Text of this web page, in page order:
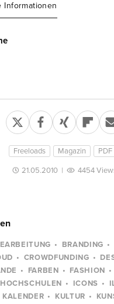
Informationen
Freeloads Magazin PDF
21.05.2010 | 4454
BRANDING
CROWDFUNDING
FARBEN FASHION
HOCHSCHULEN ICONS
KALENDER KULTUR